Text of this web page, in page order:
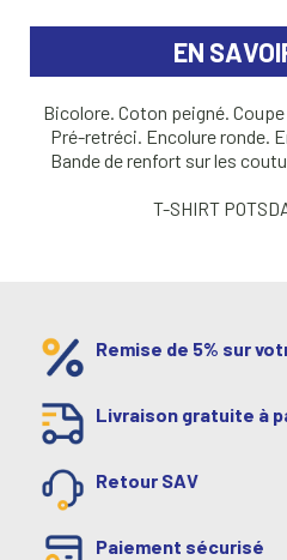
EN
Bicolore. Coton peigné.
Pré-retréci. Encolure ronde.
Bande de renfort sur les
T-SHIRT
Remise de 5% sur
Livraison gratuite à
Retour SAV
Paiement sécurisé